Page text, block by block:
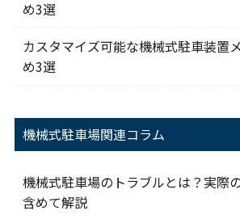
め3選
カスタマイズ可能な機械式駐車装置
め3選
機械式駐車場関連コラム
機械式駐車場のトラブルとは？実際
含めて解説